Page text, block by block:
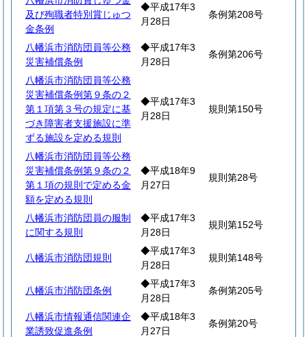
及び殉職者特別賞じゅつ
金条例
◆平成17年3
月28日
条例第208号
八幡浜市消防団員等公務
災害補償条例
◆平成17年3
月28日
条例第206号
八幡浜市消防団員等公務
災害補償条例第９条の２
第１項第３号の規定に基
づき障害者支援施設に準
ずる施設を定める規則
◆平成17年3
月28日
規則第150号
八幡浜市消防団員等公務
災害補償条例第９条の２
第１項の規則で定める金
額を定める規則
◆平成18年9
月27日
規則第28号
八幡浜市消防団員の服制
に関する規則
◆平成17年3
月28日
規則第152号
八幡浜市消防団規則
◆平成17年3
月28日
規則第148号
八幡浜市消防団条例
◆平成17年3
月28日
条例第205号
八幡浜市情報通信関連企
業誘致促進条例
◆平成18年3
月27日
条例第20号